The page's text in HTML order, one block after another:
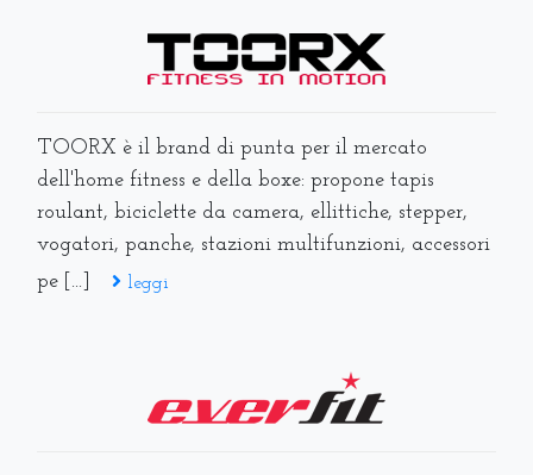
TOORX è il brand di punta per il mercato
dell'home fitness e della boxe: propone tapis
roulant, biciclette da camera, ellittiche, stepper,
vogatori, panche, stazioni multifunzioni, accessori
pe [...]
leggi